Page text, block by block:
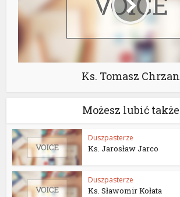
Ks. Tomasz Chrzan
Możesz lubić także
Duszpasterze
Ks. Jarosław Jarco
Duszpasterze
Ks. Sławomir Kołata